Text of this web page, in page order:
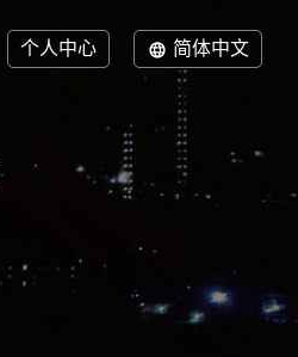
个人中心 简体中文